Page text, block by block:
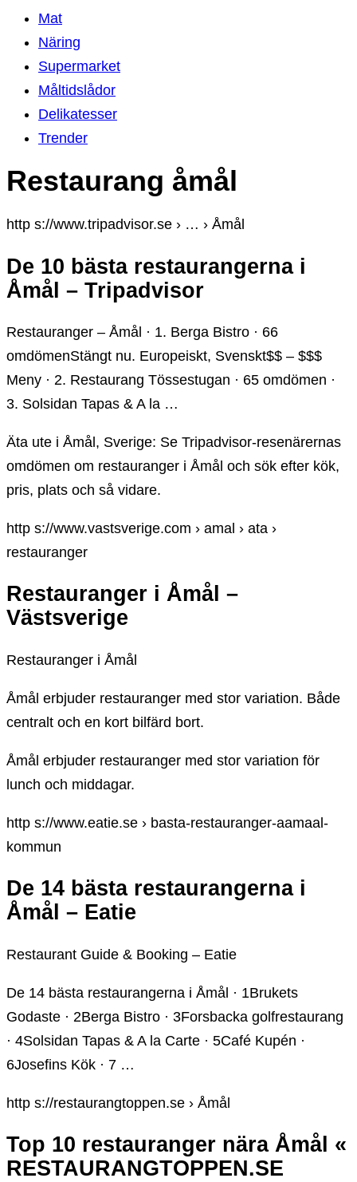
Mat
Näring
Supermarket
Måltidslådor
Delikatesser
Trender
Restaurang åmål
http s://www.tripadvisor.se › … › Åmål
De 10 bästa restaurangerna i
Åmål – Tripadvisor
Restauranger – Åmål · 1. Berga Bistro · 66
omdömenStängt nu. Europeiskt, Svenskt$$ – $$$
Meny · 2. Restaurang Tössestugan · 65 omdömen ·
3. Solsidan Tapas & A la …
Äta ute i Åmål, Sverige: Se Tripadvisor-resenärernas
omdömen om restauranger i Åmål och sök efter kök,
pris, plats och så vidare.
http s://www.vastsverige.com › amal › ata ›
restauranger
Restauranger i Åmål –
Västsverige
Restauranger i Åmål
Åmål erbjuder restauranger med stor variation. Både
centralt och en kort bilfärd bort.
Åmål erbjuder restauranger med stor variation för
lunch och middagar.
http s://www.eatie.se › basta-restauranger-aamaal-
kommun
De 14 bästa restaurangerna i
Åmål – Eatie
Restaurant Guide & Booking – Eatie
De 14 bästa restaurangerna i Åmål · 1Brukets
Godaste · 2Berga Bistro · 3Forsbacka golfrestaurang
· 4Solsidan Tapas & A la Carte · 5Café Kupén ·
6Josefins Kök · 7 …
http s://restaurangtoppen.se › Åmål
Top 10 restauranger nära Åmål «
RESTAURANGTOPPEN.SE